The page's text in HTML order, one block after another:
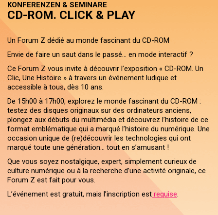
KONFERENZEN & SEMINARE
CD-ROM. CLICK & PLAY
Un Forum Z dédié au monde fascinant du CD-ROM
Envie de faire un saut dans le passé… en mode interactif ?
Ce Forum Z vous invite à découvrir l’exposition « CD-ROM. Un
Clic, Une Histoire » à travers un événement ludique et
accessible à tous, dès 10 ans.
De 15h00 à 17h00, explorez le monde fascinant du CD-ROM :
testez des disques originaux sur des ordinateurs anciens,
plongez aux débuts du multimédia et découvrez l’histoire de ce
format emblématique qui a marqué l’histoire du numérique. Une
occasion unique de (re)découvrir les technologies qui ont
marqué toute une génération… tout en s’amusant !
Que vous soyez nostalgique, expert, simplement curieux de
culture numérique ou à la recherche d’une activité originale, ce
Forum Z est fait pour vous.
L’événement est gratuit, mais l’inscription est requise.